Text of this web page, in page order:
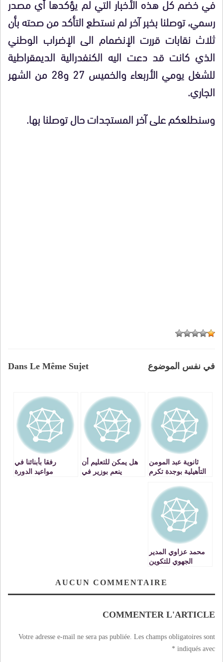
رسمي، توصلنا بخبر آخر لم نستطع التأكد من صحته بأن
ثلاث نقابات قررت الإنضمام الى الإضراب الوطني
الذي كانت قد دعت اليه الكنفدرالية الديمقراطية
للشغل يومي الأربعاء والخميس 27 و28 من الشهر
الجاري.
وسنطلعكم على آخر المستجدات حال توصلنا بها.
Dans Le Même Sujet في نفس الموضوع
ثانوية عبد المومن
التأهيلية بوجدة تكرم
الأساتذة المتقاعدين
VIDEOS
هل يمكن للتعليم أن
ينعم بوزير في
رفقا بأبنائنا في
مواعيد الدورة
محمد عزاوي المدير
الجهوي للتكوين
المتدربين بمراكزAUCUN COMMENTAIRE
COMMENTER L'ARTICLE
Votre adresse e-mail ne sera pas publiée. Les champs obligatoires sont
indiqués avec
*